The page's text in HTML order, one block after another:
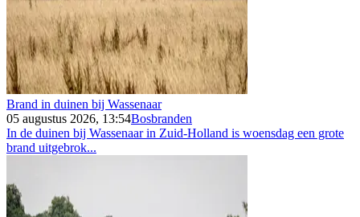
Brand in duinen bij Wassenaar
05 augustus 2026, 13:54Bosbranden
In de duinen bij Wassenaar in Zuid-Holland is woensdag een grote
brand uitgebrok...